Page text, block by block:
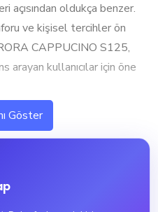
açısından oldukça benzer.
ve kişisel tercihler ön
CAPPUCINO S125,
arayan kullanıcılar için öne
ARORA CAPPUCINO
tasarım, sürüş konforu ve
Göster